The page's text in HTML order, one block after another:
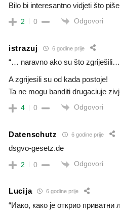
Bilo bi interesantno vidjeti što
2 0 Odgovori
istrazuj 6 godine prije
“… naravno ako su što
A zgrijesili su od kada postoje!
Ta ne mogu banditi drugaciuje
4 0 Odgovori
Datenschutz 6 godine prije
dsgvo-gesetz.de
2 0 Odgovori
Lucija 6 godine prije
“Иако, како је открио